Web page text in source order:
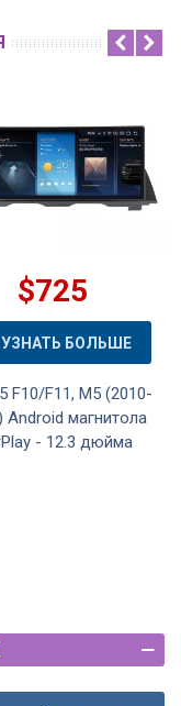
$725
УЗНАТЬ БОЛЬШЕ
F10/F11, M5 (2010-
Android магнитола
- 12.3 дюйма